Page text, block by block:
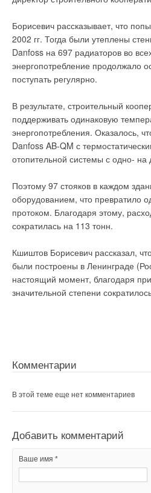
Борисевич рассказывает, что
2002 гг. Тогда были утеплены
Danfoss на 697 радиаторов во
энергопотребление продолжало
поступать регулярно.
В результате, строительный
поддерживать одинаковую
энергопотребления. Оказалось,
Danfoss AB-QM с
отопительной системы с одно- на
Поэтому 97 стояков в каждом
оборудованием, что превратило
протоком. Благодаря этому,
сократилась на 113 тонн.
Кшиштов Борисевич рассказал,
были построены в Ленинграде
настоящий момент, благодаря
значительной степени
Комментарии
В этой теме еще нет комментариев
Добавить комментарий
Ваше имя *
Складские площади позволяют иметь в
мощности.
Комментарии
В этой теме еще нет комментариев
Ваше имя *
Текст комментария
В 2012 году выставка MosBuild
новом двухнедельном формате
площадке - ЦВК "Экспоцентр",
Дома". С 2 по 5 апреля в ЦВК
выставочная площадка столицы
строительства и архитектуры
Согласно результатам
не только вошла в ТОП-5
мира, но и стала крупнейшей
строительной выставкой в Европе.
Комментарии
Текст комментария